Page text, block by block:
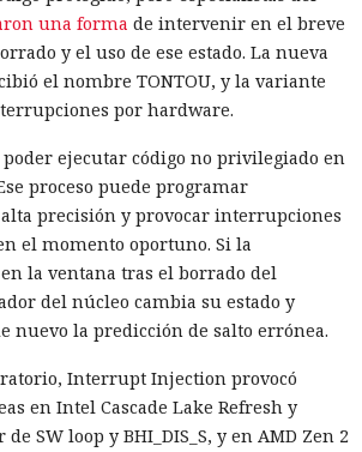
una forma de intervenir en el breve
y el uso de ese estado. La nueva
el nombre TONTOU, y la variante
por hardware.
poder ejecutar código no privilegiado en
proceso puede programar
precisión y provocar interrupciones
el momento oportuno. Si la
la ventana tras el borrado del
del núcleo cambia su estado y
nuevo la predicción de salto errónea.
Interrupt Injection provocó
en Intel Cascade Lake Refresh y
SW loop y BHI_DIS_S, y en AMD Zen 2